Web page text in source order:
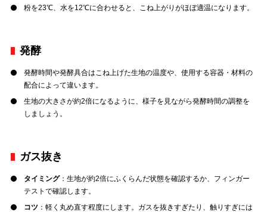
粉を23℃、水を12℃に合わせると、こね上がりがほぼ適温になります。
発酵
発酵時間や発酵具合はこね上げた生地の温度や、使用する容器・材料の
配合によって違います。
生地の大きさが約2倍になるように、様子を見ながら発酵時間の調整を
しましょう。
ガス抜き
タイミング：生地が約2倍にふくらんだ状態を確認するか、フィンガー
テストで確認します。
コツ ：軽く丸め直す程度にします。ガスを抜きすぎたり、触りすぎには